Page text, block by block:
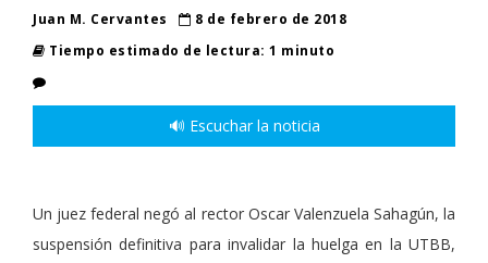
Juan M. Cervantes
8 de febrero de 2018
Tiempo estimado de lectura: 1 minuto
🔊 Escuchar la noticia
Un juez federal negó al rector Oscar Valenzuela Sahagún, la
suspensión definitiva para invalidar la huelga en la UTBB,